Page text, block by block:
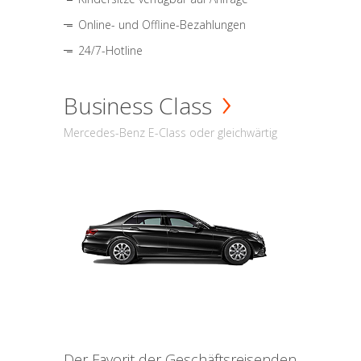
Online- und Offline-Bezahlungen
24/7-Hotline
Business Class
Mercedes-Benz E-Class oder gleichwärtig